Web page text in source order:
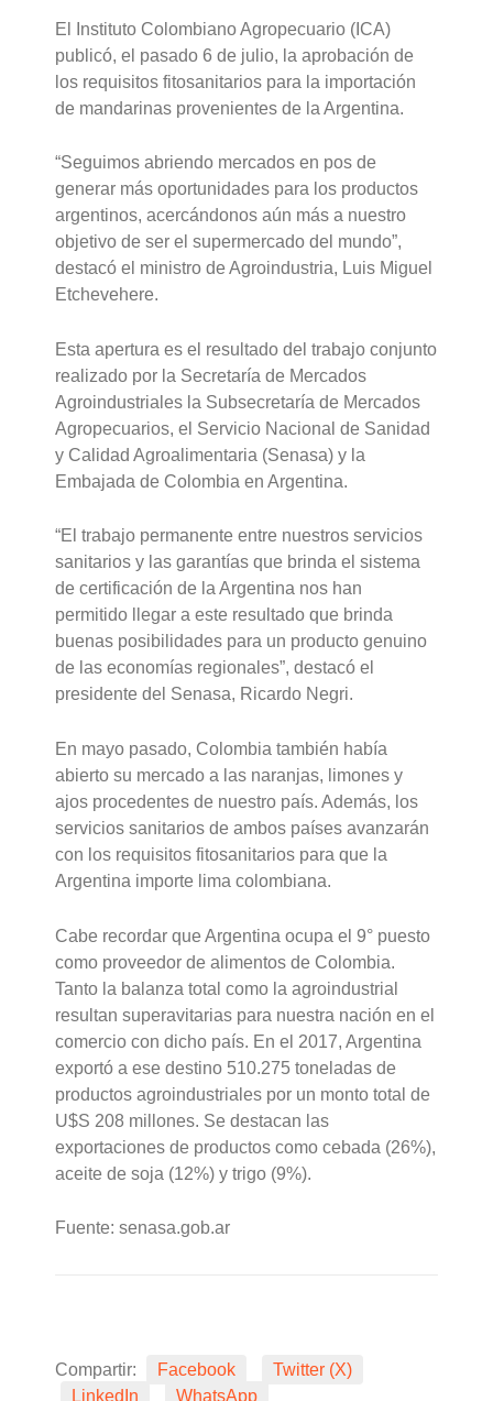
El Instituto Colombiano Agropecuario (ICA)
publicó, el pasado 6 de julio, la aprobación de
los requisitos fitosanitarios para la importación
de mandarinas provenientes de la Argentina.
“Seguimos abriendo mercados en pos de
generar más oportunidades para los productos
argentinos, acercándonos aún más a nuestro
objetivo de ser el supermercado del mundo”,
destacó el ministro de Agroindustria, Luis Miguel
Etchevehere.
Esta apertura es el resultado del trabajo conjunto
realizado por la Secretaría de Mercados
Agroindustriales la Subsecretaría de Mercados
Agropecuarios, el Servicio Nacional de Sanidad
y Calidad Agroalimentaria (Senasa) y la
Embajada de Colombia en Argentina.
“El trabajo permanente entre nuestros servicios
sanitarios y las garantías que brinda el sistema
de certificación de la Argentina nos han
permitido llegar a este resultado que brinda
buenas posibilidades para un producto genuino
de las economías regionales”, destacó el
presidente del Senasa, Ricardo Negri.
En mayo pasado, Colombia también había
abierto su mercado a las naranjas, limones y
ajos procedentes de nuestro país. Además, los
servicios sanitarios de ambos países avanzarán
con los requisitos fitosanitarios para que la
Argentina importe lima colombiana.
Cabe recordar que Argentina ocupa el 9° puesto
como proveedor de alimentos de Colombia.
Tanto la balanza total como la agroindustrial
resultan superavitarias para nuestra nación en el
comercio con dicho país. En el 2017, Argentina
exportó a ese destino 510.275 toneladas de
productos agroindustriales por un monto total de
U$S 208 millones. Se destacan las
exportaciones de productos como cebada (26%),
aceite de soja (12%) y trigo (9%).
Fuente: senasa.gob.ar
Compartir: Facebook
Twitter (X)
LinkedIn
WhatsApp